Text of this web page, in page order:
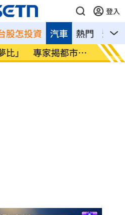
登入
股怎投資 熱門 影音
汽車
比」 專家揭都市傳
LINE
廢」